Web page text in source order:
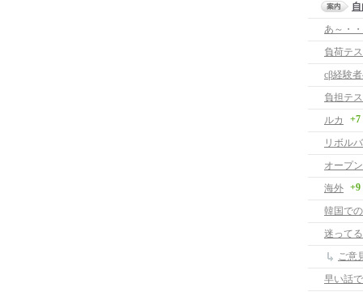
あ～・・
負荷テ
cβ経験
負担テ
ルカ
+7
リボル
オープ
海外 +9
韓国で
迷って
ご意
早い話